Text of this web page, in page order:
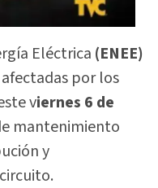
Eléctrica (ENEE)
por los
viernes 6 de
mantenimiento
y